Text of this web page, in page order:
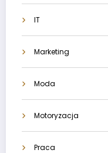
IT
Marketing
Moda
Motoryzacja
Praca